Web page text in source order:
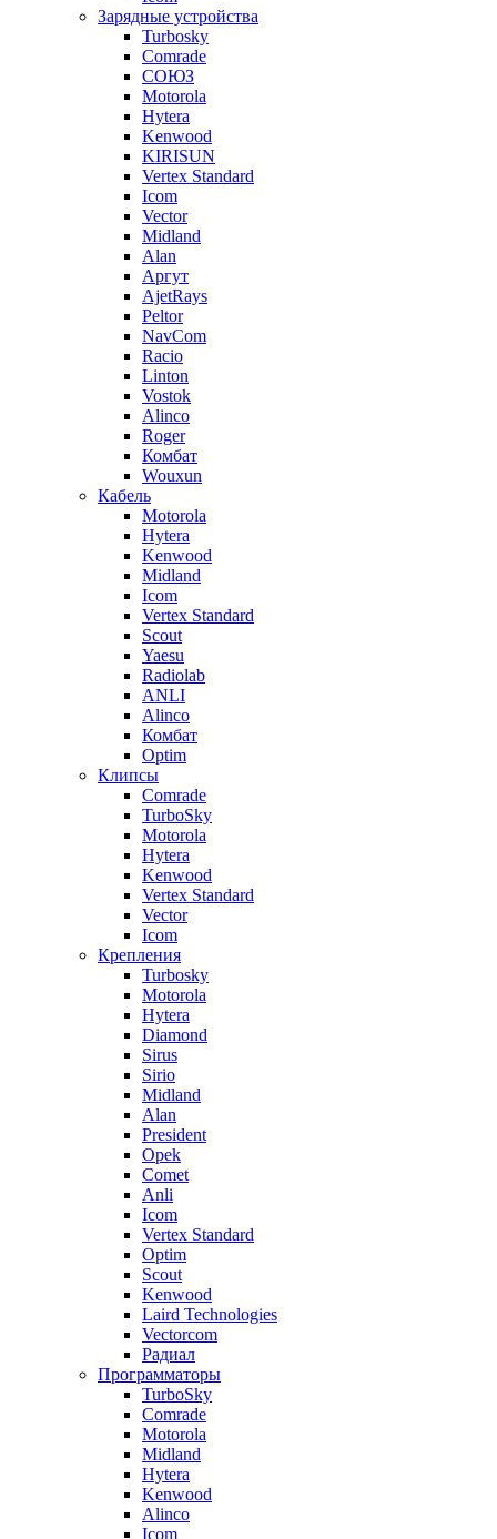
Зарядные устройства
Turbosky
Comrade
СОЮЗ
Motorola
Hytera
Kenwood
KIRISUN
Vertex Standard
Icom
Vector
Midland
Alan
Аргут
AjetRays
Peltor
NavCom
Racio
Linton
Vostok
Alinco
Roger
Комбат
Wouxun
Кабель
Motorola
Hytera
Kenwood
Midland
Icom
Vertex Standard
Scout
Yaesu
Radiolab
ANLI
Alinco
Комбат
Optim
Клипсы
Comrade
TurboSky
Motorola
Hytera
Kenwood
Vertex Standard
Vector
Icom
Крепления
Turbosky
Motorola
Hytera
Diamond
Sirus
Sirio
Midland
Alan
President
Opek
Comet
Anli
Icom
Vertex Standard
Optim
Scout
Kenwood
Laird Technologies
Vectorcom
Радиал
Программаторы
TurboSky
Comrade
Motorola
Midland
Hytera
Kenwood
Alinco
Icom